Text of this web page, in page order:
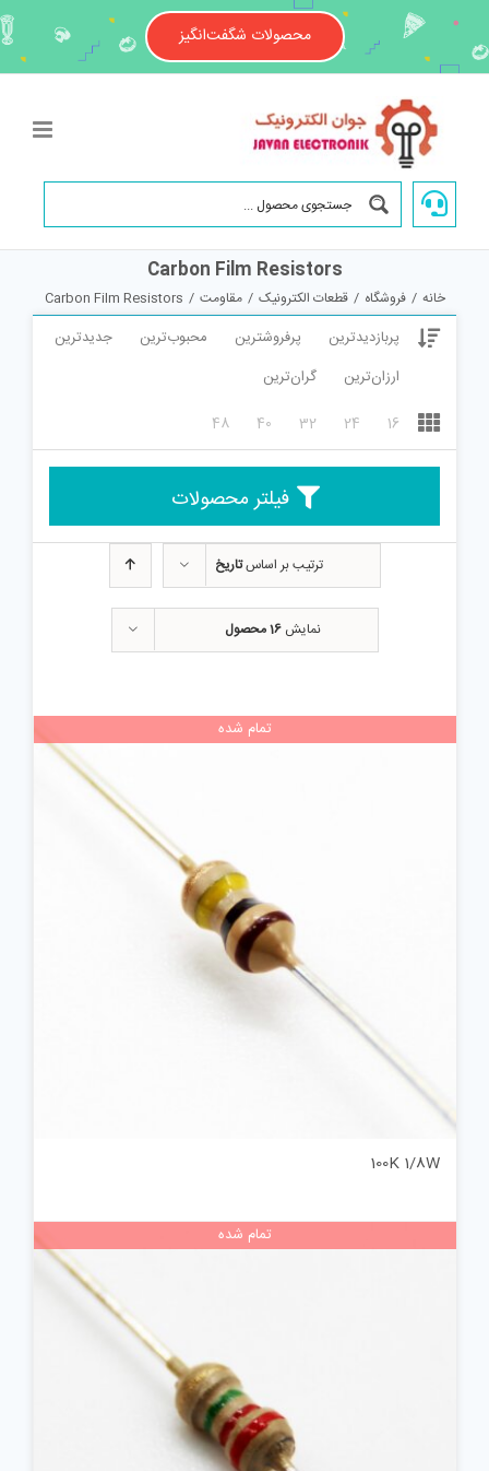
content
محصولات شگفت‌انگیز
Carbon Film Resistors
خانه / فروشگاه / قطعات الکترونیک / مقاومت /
Carbon Film Resistors
پربازدیدترین پرفروشترین محبوب‌ترین
جدیدترین
ارزان‌ترین
گران‌ترین
16
24
32
40
48
فیلتر محصولات
ترتیب بر اساستاریخ
نمایش16 محصول
تمام شده
100K 1/8W
تمام شده